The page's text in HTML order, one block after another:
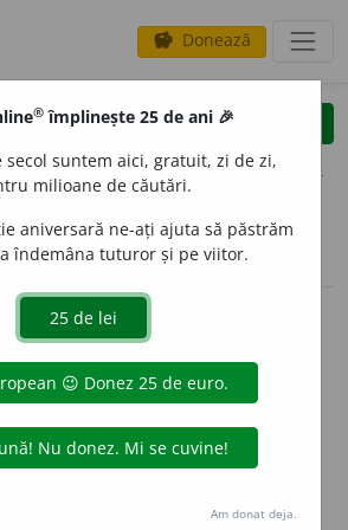
savings Donează
clear
opțiuni
definiții (5) declinări
definiții sunt compilate de
dexonline. Definițiile
se află pe filadefiniții.
® împlinește 25 de ani 🎉
secol suntem aici, gratuit, zi de zi,
milioane de căutări.
aniversară ne-ați ajuta să păstrăm
îndemâna tuturor și pe viitor.
Am donat deja.